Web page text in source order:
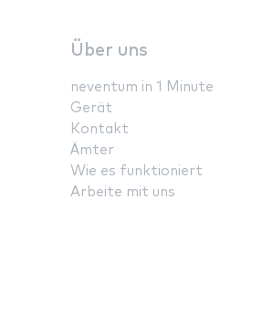
Über uns
neventum in 1 Minute
Gerät
Kontakt
Ämter
Wie es funktioniert
Arbeite mit uns